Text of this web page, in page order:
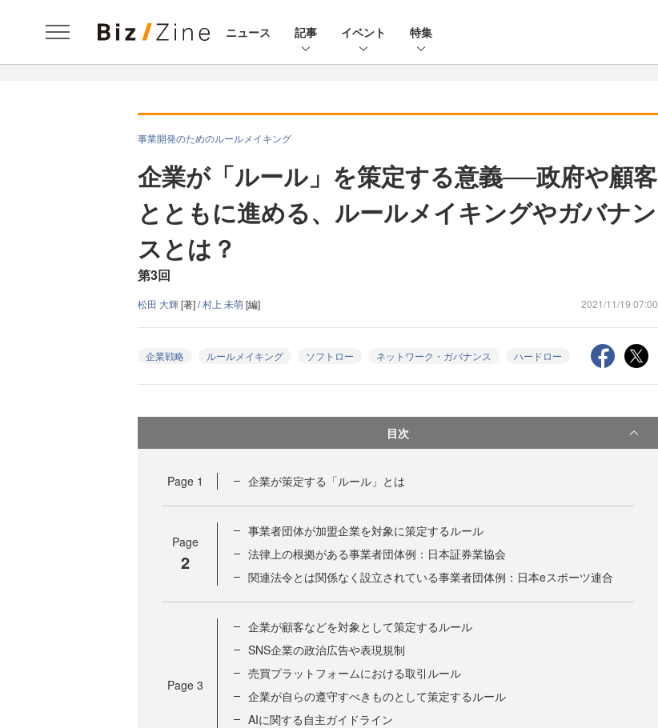
ニュース 記事 イベント 特集
事業開発のためのルールメイキング
企業が「ルール」を策定する意義──政府や顧客
とともに進める、ルールメイキングやガバナン
スとは？
第3回
松田 大輝[著] /村上 未萌[編] 2021/11/19 07:00
企業戦略 ルールメイキング ソフトロー ネットワーク・ガバナンス ハードロー
目次
Page 1 企業が策定する「ルール」とは
Page
2
事業者団体が加盟企業を対象に策定するルール
法律上の根拠がある事業者団体例：日本証券業協会
関連法令とは関係なく設立されている事業者団体例：日本eスポーツ連合
Page 3
企業が顧客などを対象として策定するルール
SNS企業の政治広告や表現規制
売買プラットフォームにおける取引ルール
企業が自らの遵守すべきものとして策定するルール
AIに関する自主ガイドライン